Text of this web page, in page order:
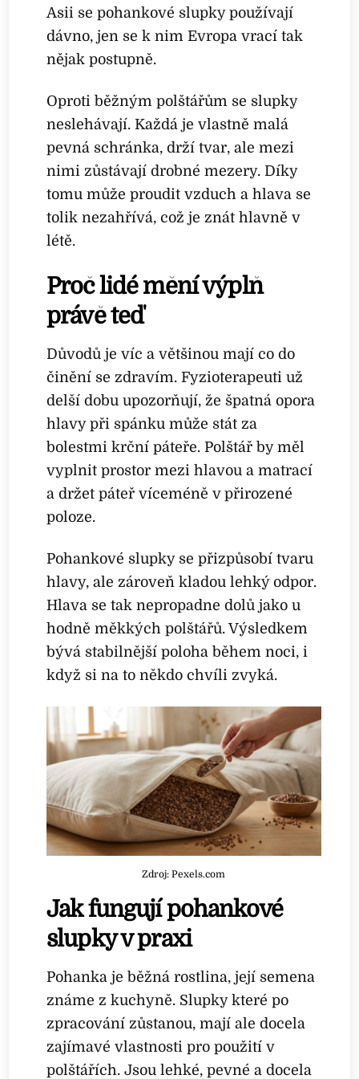
Asii se pohankové slupky používají
dávno, jen se k nim Evropa vrací tak
nějak postupně.
Oproti běžným polštářům se slupky
neslehávají. Každá je vlastně malá
pevná schránka, drží tvar, ale mezi
nimi zůstávají drobné mezery. Díky
tomu může proudit vzduch a hlava se
tolik nezahřívá, což je znát hlavně v
létě.
Proč lidé mění výplň
právě teď
Důvodů je víc a většinou mají co do
činění se zdravím. Fyzioterapeuti už
delší dobu upozorňují, že špatná opora
hlavy při spánku může stát za
bolestmi krční páteře. Polštář by měl
vyplnit prostor mezi hlavou a matrací
a držet páteř víceméně v přirozené
poloze.
Pohankové slupky se přizpůsobí tvaru
hlavy, ale zároveň kladou lehký odpor.
Hlava se tak nepropadne dolů jako u
hodně měkkých polštářů. Výsledkem
bývá stabilnější poloha během noci, i
když si na to někdo chvíli zvyká.
Zdroj: Pexels.com
Jak fungují pohankové
slupky v praxi
Pohanka je běžná rostlina, její semena
známe z kuchyně. Slupky které po
zpracování zůstanou, mají ale docela
zajímavé vlastnosti pro použití v
polštářích. Jsou lehké, pevné a docela